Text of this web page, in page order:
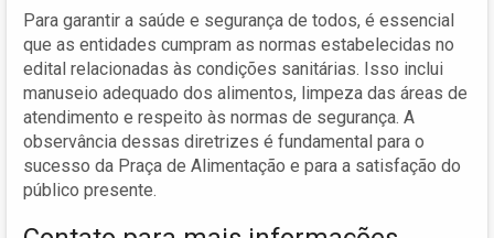
Para garantir a saúde e segurança de todos, é essencial
que as entidades cumpram as normas estabelecidas no
edital relacionadas às condições sanitárias. Isso inclui
manuseio adequado dos alimentos, limpeza das áreas de
atendimento e respeito às normas de segurança. A
observância dessas diretrizes é fundamental para o
sucesso da Praça de Alimentação e para a satisfação do
público presente.